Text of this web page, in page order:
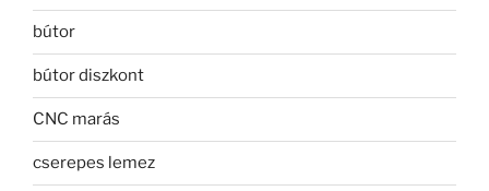
bútor
bútor diszkont
CNC marás
cserepes lemez